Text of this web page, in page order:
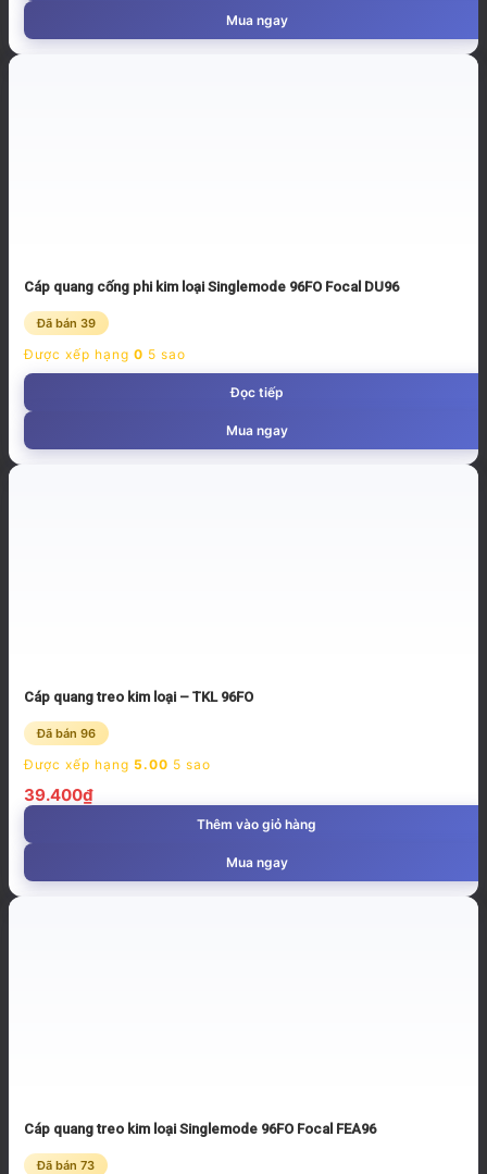
Mua ngay
Cáp quang cống phi kim loại Singlemode 96FO Focal DU96
Đã bán 39
Được xếp hạng 0 5 sao
Đọc tiếp
Mua ngay
Cáp quang treo kim loại – TKL 96FO
Đã bán 96
Được xếp hạng 5.00 5 sao
39.400₫
Thêm vào giỏ hàng
Mua ngay
Cáp quang treo kim loại Singlemode 96FO Focal FEA96
Đã bán 73